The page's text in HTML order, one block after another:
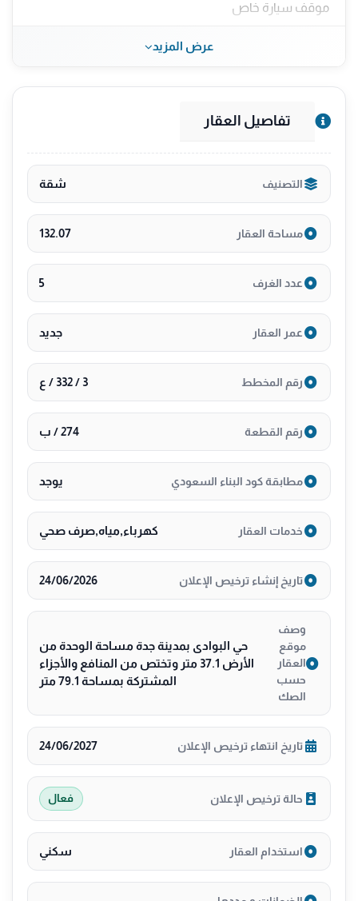
موقف سيارة خاص
موقع حيوي يسهّل عليك الوصول للمدارس،
المستشفيات، والأسواق.
امتلك شقتك الآن في أحد أفضل أحياء جدة السكنية.
عرض المزيد
تفاصيل العقار
التصنيف شقة
مساحة العقار 132.07
عدد الغرف 5
عمر العقار جديد
رقم المخطط 3 / 332 / ع
رقم القطعة 274 / ب
مطابقة كود البناء السعودي يوجد
خدمات العقار كهرباء,مياه,صرف صحي
تاريخ إنشاء ترخيص الإعلان 24/06/2026
وصف
موقع
العقار
حسب
الصك
حي البوادى بمدينة جدة مساحة الوحدة من
الأرض 37.1 متر وتختص من المنافع والأجزاء
المشتركة بمساحة 79.1 متر
تاريخ انتهاء ترخيص الإعلان 24/06/2027
حالة ترخيص الإعلان فعال
استخدام العقار سكني